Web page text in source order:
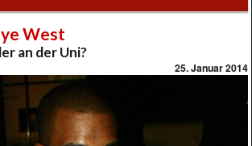
West
an der Uni?
25. Januar 2014